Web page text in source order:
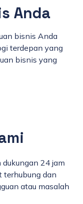
Anda
bisnis Anda
terdepan yang
bisnis yang
24 jam
terhubung dan
atau masalah